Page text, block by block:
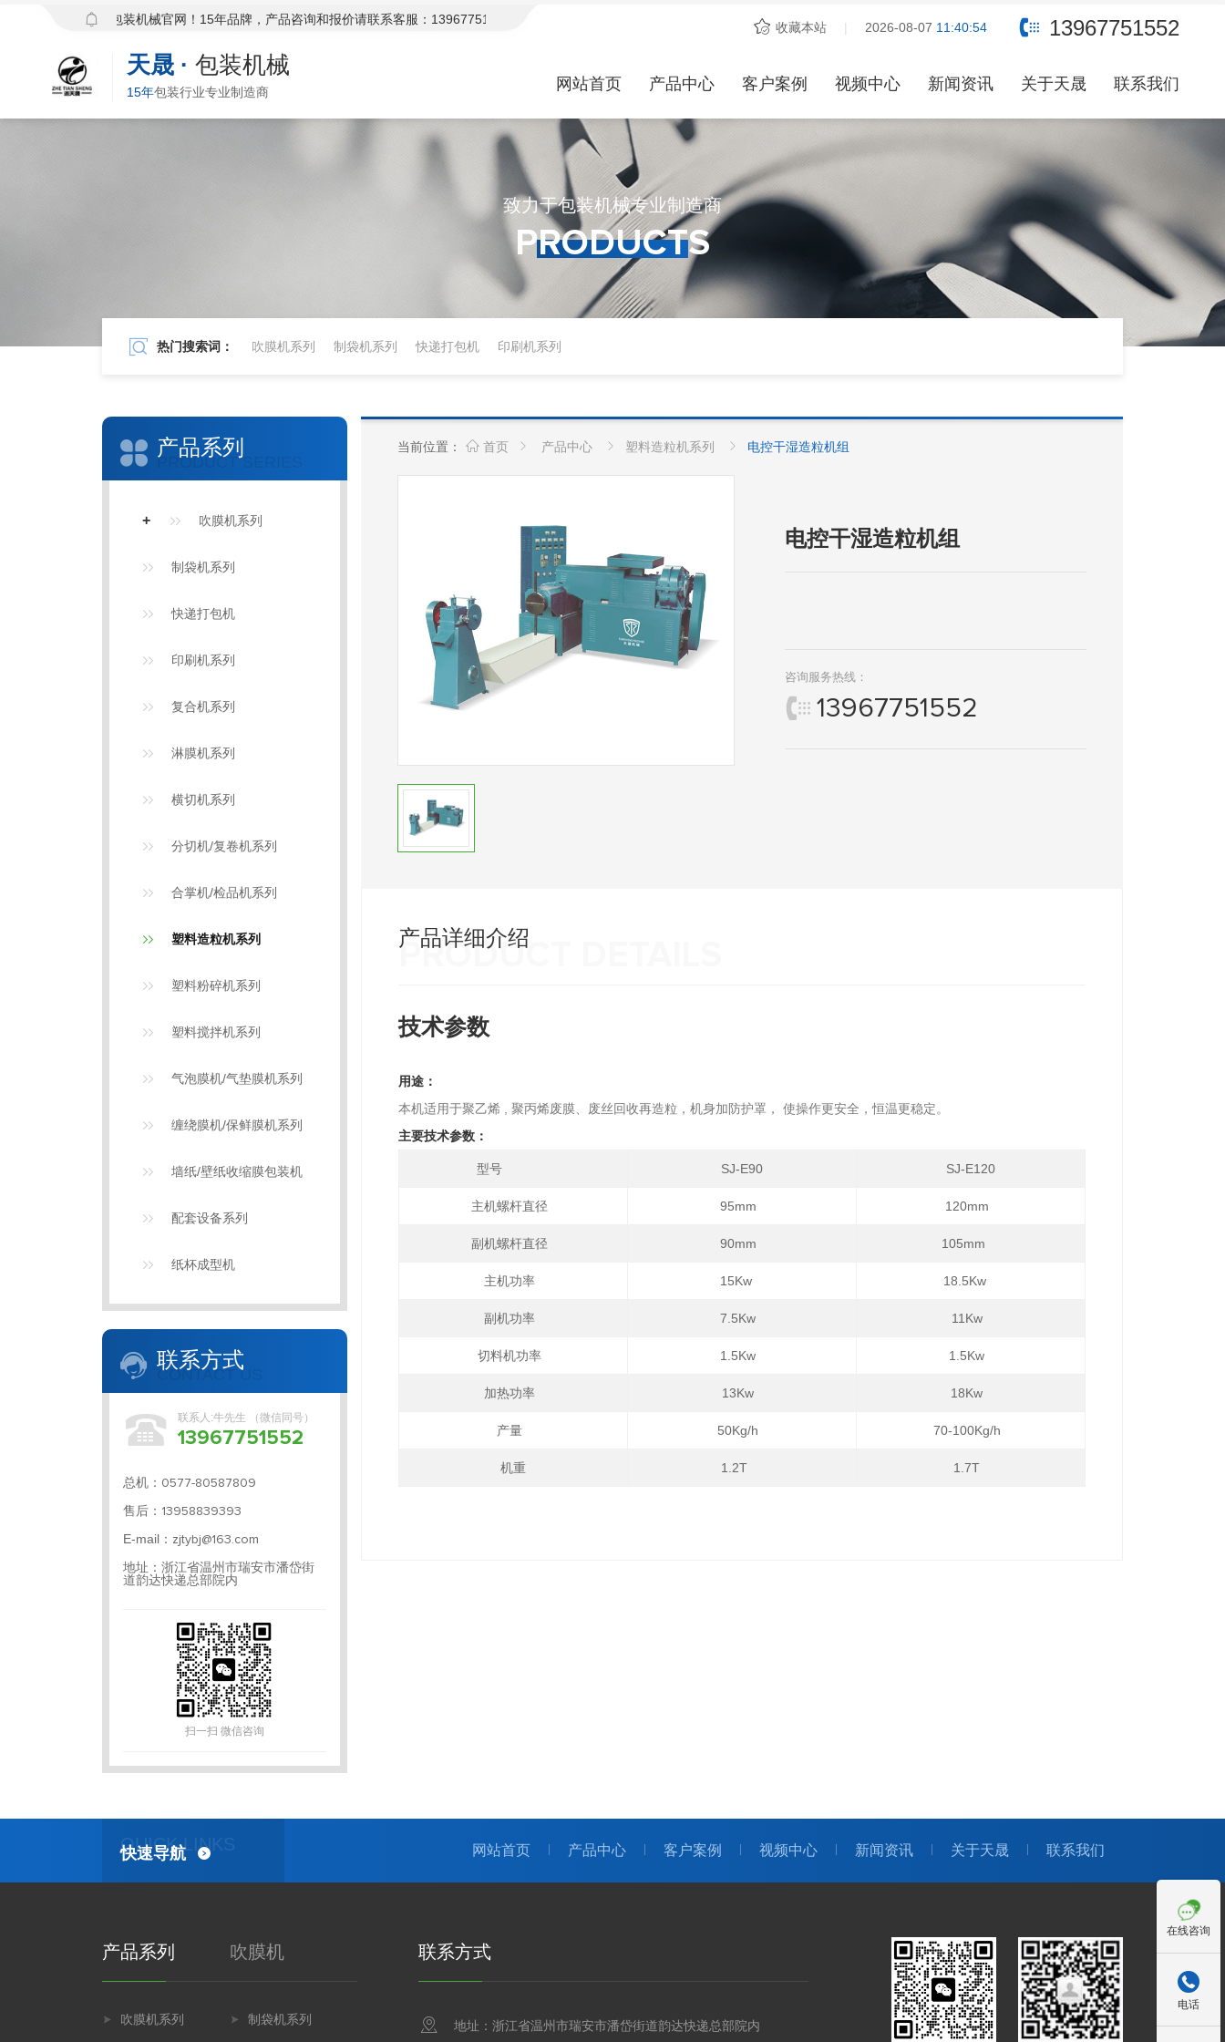
欢迎访问天晟包装机械官网！15年品牌，产品咨询和报价请联系客服：13967751552，期待与您合作！ 欢迎访问天晟包装机械官网！15年品牌，产品咨询和报价请联系客服：13967751552，期待与您合作！
收藏本站 | 2026-08-07 11:40:55 13967751552
天晟 · 包装机械
15年包装行业专业制造商 网站首页 产品中心 客户案例 视频中心 新闻资讯 关于天晟 联系我们
致力于包装机械专业制造商
PRODUCTS
Products
热门搜索词： 吹膜机系列 制袋机系列 快递打包机 印刷机系列
产品系列
PRODUCT SERIES
+ 吹膜机系列
制袋机系列
快递打包机
印刷机系列
复合机系列
淋膜机系列
横切机系列
分切机/复卷机系列
合掌机/检品机系列
塑料造粒机系列
塑料粉碎机系列
塑料搅拌机系列
气泡膜机/气垫膜机系列
缠绕膜机/保鲜膜机系列
墙纸/壁纸收缩膜包装机
配套设备系列
纸杯成型机
联系方式
CONTACT US
联系人:牛先生 （微信同号）
13967751552
总机： 0577-80587809
售后： 13958839393
E-mail： zjtybj@163.com
地址：浙江省温州市瑞安市潘岱街
道韵达快递总部院内
扫一扫 微信咨询
当前位置： 首页 产品中心 塑料造粒机系列 电控干湿造粒机组
电控干湿造粒机组
咨询服务热线：
13967751552
产品详细介绍
PRODUCT DETAILS
技术参数
用途：
本机适用于聚乙烯 , 聚丙烯废膜、废丝回收再造粒，机身加防护罩， 使操作更安全，恒温更稳定。
主要技术参数：
型号 SJ-E90 SJ-E120
主机螺杆直径 95mm 120mm
副机螺杆直径 90mm 105mm
主机功率 15Kw 18.5Kw
副机功率 7.5Kw 11Kw
切料机功率 1.5Kw 1.5Kw
加热功率 13Kw 18Kw
产量 50Kg/h 70-100Kg/h
机重 1.2T 1.7T
QUICK LINKS
快速导航 网站首页 产品中心 客户案例 视频中心 新闻资讯 关于天晟 联系我们
产品系列 吹膜机
吹膜机系列 制袋机系列
联系方式
地址：浙江省温州市瑞安市潘岱街道韵达快递总部院内
在线咨询

电话